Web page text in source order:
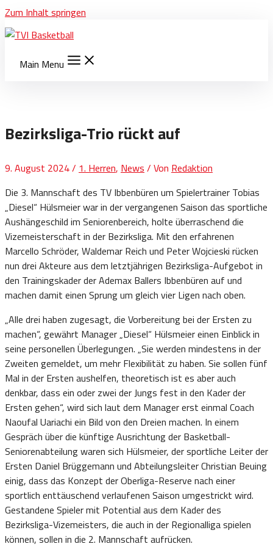
Zum Inhalt springen
Main Menu
Bezirksliga-Trio rückt auf
9. August 2024/ 1. Herren, News / Von Redaktion
Die 3. Mannschaft des TV Ibbenbüren um Spielertrainer Tobias
„Diesel“ Hülsmeier war in der vergangenen Saison das sportliche
Aushängeschild im Seniorenbereich, holte überraschend die
Vizemeisterschaft in der Bezirksliga. Mit den erfahrenen
Marcello Schröder, Waldemar Reich und Peter Wojcieski rücken
nun drei Akteure aus dem letztjährigen Bezirksliga-Aufgebot in
den Trainingskader der Ademax Ballers Ibbenbüren auf und
machen damit einen Sprung um gleich vier Ligen nach oben.
„Alle drei haben zugesagt, die Vorbereitung bei der Ersten zu
machen“, gewährt Manager „Diesel“ Hülsmeier einen Einblick in
seine personellen Überlegungen. „Sie werden mindestens in der
Zweiten gemeldet, um mehr Flexibilität zu haben. Sie sollen fünf
Mal in der Ersten aushelfen, theoretisch ist es aber auch
denkbar, dass ein oder zwei der Jungs fest in den Kader der
Ersten gehen“, wird sich laut dem Manager erst einmal Coach
Naoufal Uariachi ein Bild von den Dreien machen. In einem
Gespräch über die künftige Ausrichtung der Basketball-
Seniorenabteilung waren sich Hülsmeier, der sportliche Leiter der
Ersten Daniel Brüggemann und Abteilungsleiter Christian Beuing
einig, dass das Konzept der Oberliga-Reserve nach einer
sportlich enttäuschend verlaufenen Saison umgestrickt wird.
Gestandene Spieler mit Potential aus dem Kader des
Bezirksliga-Vizemeisters, die auch in der Regionalliga spielen
können, sollen in die 2. Mannschaft aufrücken.